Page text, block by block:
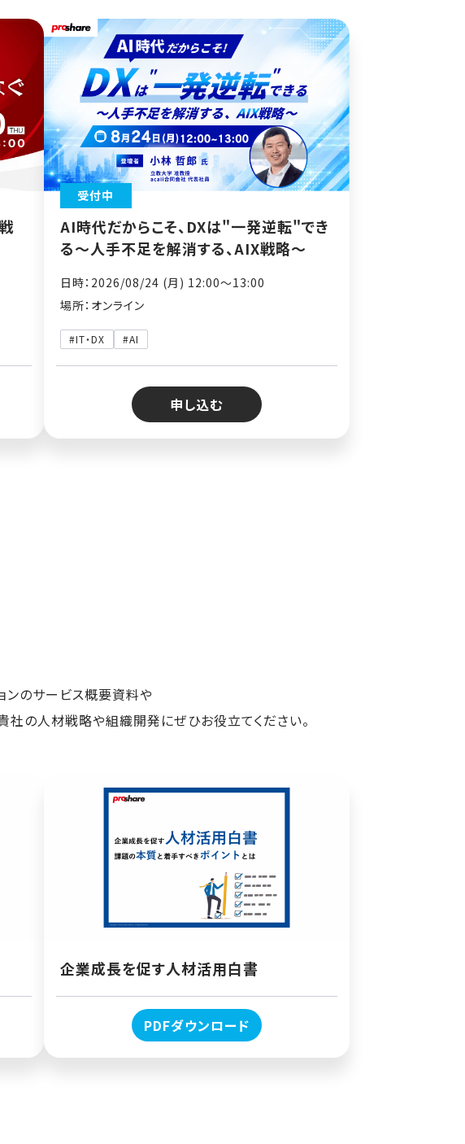
受付中
AI時代だからこそ、DXは"一発逆転"でき
る～人手不足を解消する、AIX戦略～
日時：2026/08/24 (月) 12:00〜13:00
場所：オンライン
#IT・DX #AI
申し込む
ンのサービス概要資料や
の人材戦略や組織開発にぜひお役立てください。
企業成長を促す人材活用白書
PDFダウンロード